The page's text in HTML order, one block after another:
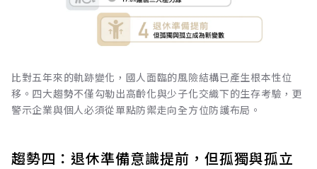
比對五年來的軌跡變化，國人面臨的風險結構已產生根本性位
移。四大趨勢不僅勾勒出高齡化與少子化交織下的生存考驗，更
警示企業與個人必須從單點防禦走向全方位防護布局。
趨勢四：退休準備意識提前，但孤獨與孤立